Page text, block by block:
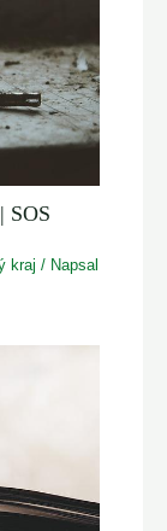
SOS
kraj / Napsal